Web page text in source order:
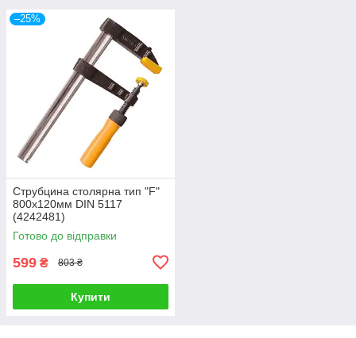
–25%
Струбцина столярна тип "F"
800x120мм DIN 5117
(4242481)
Готово до відправки
599 ₴ 803 ₴
Купити